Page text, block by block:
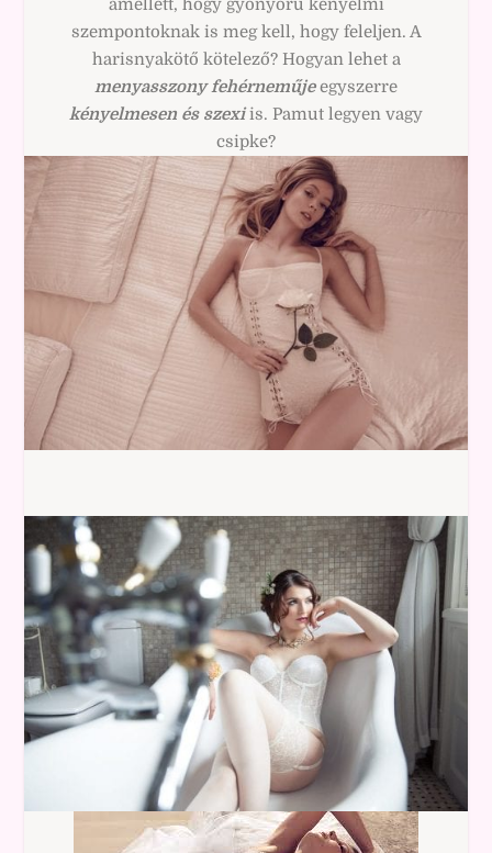
szempontoknak is meg kell, hogy feleljen. A
harisnyakötő kötelező? Hogyan lehet a
menyasszony fehérneműjeegyszerre
kényelmesen és szexiis. Pamut legyen vagy
csipke?